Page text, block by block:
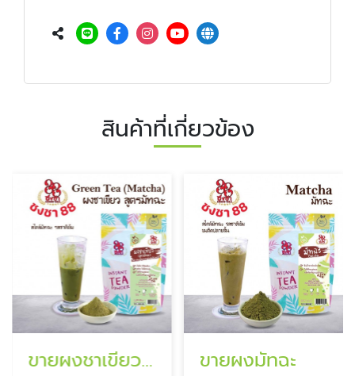
สินค้าที่เกี่ยวข้อง
ขายผงชาเขียว สูตรมัทฉะ ขายผงมัทฉะ